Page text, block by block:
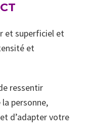
et superficiel et
et
ressentir
personne,
d’adapter votre